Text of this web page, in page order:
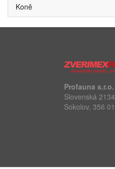
Koně
Profauna s.r.o.
Slovenská 2134
Sokolov, 356 01